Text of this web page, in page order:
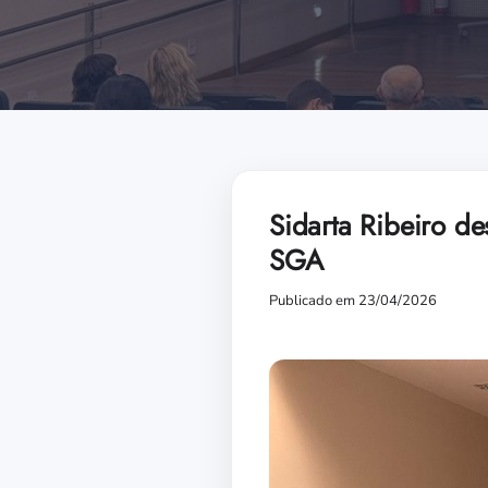
Sidarta Ribeiro
SGA
Publicado em 23/04/2026